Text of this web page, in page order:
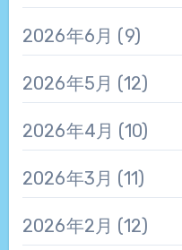
2026年6月 (9)
2026年5月 (12)
2026年4月 (10)
2026年3月 (11)
2026年2月 (12)